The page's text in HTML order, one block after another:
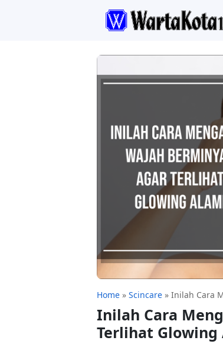
Home » Scincare » Inilah Cara
Inilah Cara
Terlihat Glowing